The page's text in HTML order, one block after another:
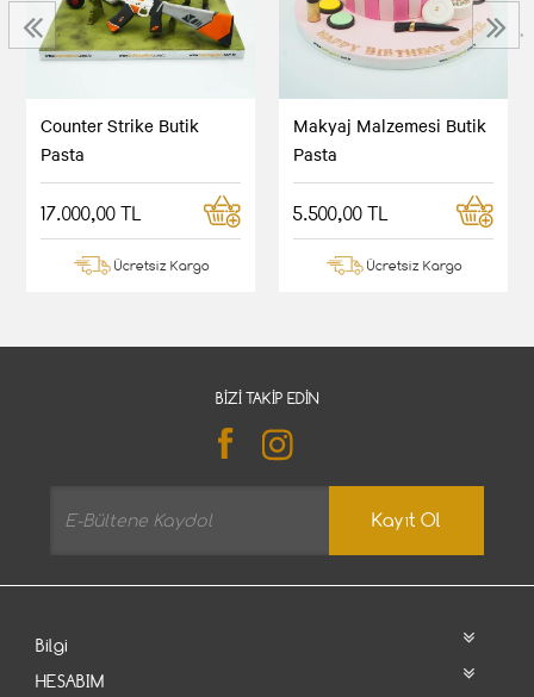
Counter Strike Butik
Pasta
17.000,00 TL
Ücretsiz Kargo
Makyaj Malzemesi Butik
Pasta
5.500,00 TL
Ücretsiz Kargo
‹ ›
BIZI TAKIP EDIN
Kayıt Ol
Bilgi
HESABIM